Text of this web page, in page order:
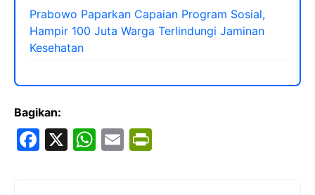
Prabowo Paparkan Capaian Program Sosial,
Hampir 100 Juta Warga Terlindungi Jaminan
Kesehatan
Bagikan:
F
X
W E